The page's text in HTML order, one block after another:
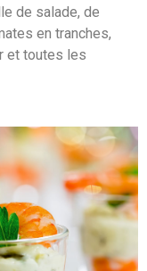
de salade, de
en tranches,
et toutes les